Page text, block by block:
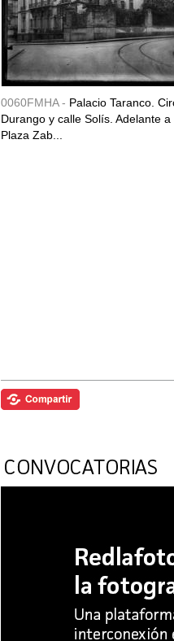
0060FMHA - Palacio Taranco.
Durango y calle Solís. Adelante
Plaza Zab...